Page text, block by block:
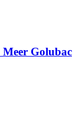
Meer Golubac